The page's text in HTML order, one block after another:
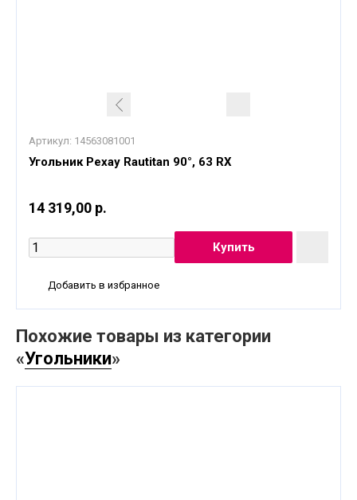
Артикул: 14563081001
Угольник Рехау Rautitan 90°, 63 RX
14 319,00 р.
Добавить в избранное
Похожие товары из категории
«Угольники»